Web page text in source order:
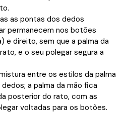
as pontas dos dedos
permanecem nos botões
e direito, sem que a palma da
e o seu polegar segura a
entre os estilos da palma
a palma da mão fica
posterior do rato, com as
voltadas para os botões.